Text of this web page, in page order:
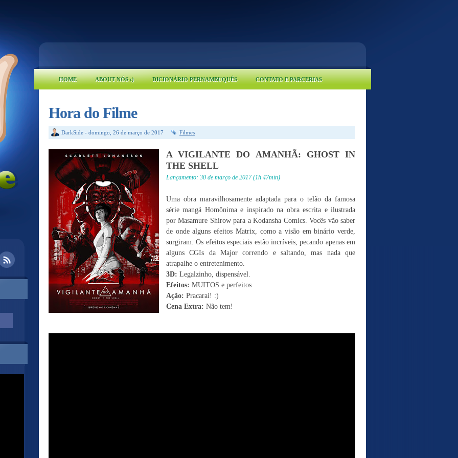
HOME ABOUT NÓS :) DICIONÁRIO PERNAMBUQUÊS CONTATO E PARCERIAS
Hora do Filme
DarkSide - domingo, 26 de março de 2017 Filmes
A VIGILANTE DO AMANHÃ: GHOST IN
THE SHELL
Lançamento: 30 de março de 2017 (1h 47min)
Uma obra maravilhosamente adaptada para o telão da famosa
série mangá Homônima e inspirado na obra escrita e ilustrada
por Masamure Shirow para a Kodansha Comics. Vocês vão saber
de onde alguns efeitos Matrix, como a visão em binário verde,
surgiram. Os efeitos especiais estão incríveis, pecando apenas em
alguns CGIs da Major correndo e saltando, mas nada que
atrapalhe o entretenimento.
3D: Legalzinho, dispensável.
Efeitos: MUITOS e perfeitos
Ação: Pracarai! :)
Cena Extra: Não tem!